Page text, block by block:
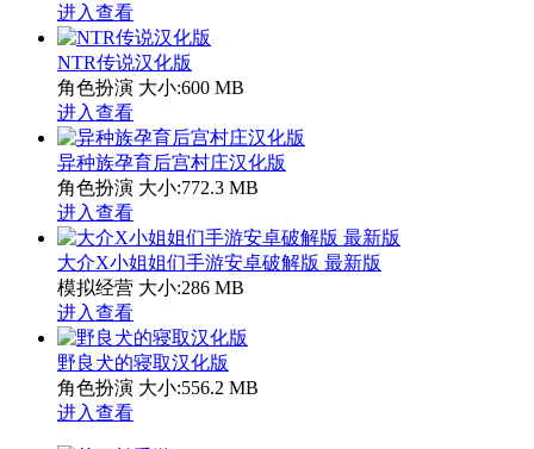
进入查看
NTR传说汉化版
角色扮演 大小:600 MB
进入查看
异种族孕育后宫村庄汉化版
角色扮演 大小:772.3 MB
进入查看
大介X小姐姐们手游安卓破解版 最新版
模拟经营 大小:286 MB
进入查看
野良犬的寝取汉化版
角色扮演 大小:556.2 MB
进入查看